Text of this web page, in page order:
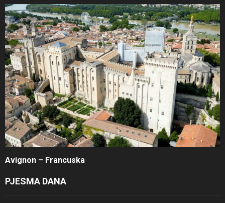
Avignon – Francuska
PJESMA DANA